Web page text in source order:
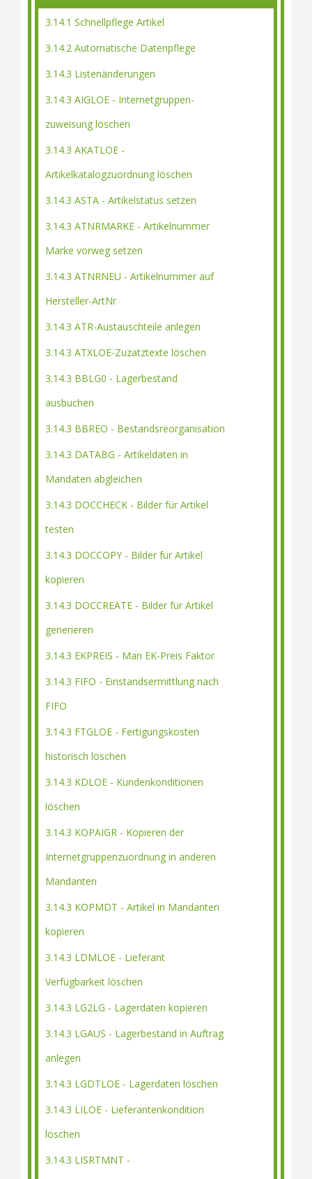
3.14.1 Schnellpflege Artikel
3.14.2 Automatische Datenpflege
3.14.3 Listenänderungen
3.14.3 AIGLOE - Internetgruppen-
zuweisung löschen
3.14.3 AKATLOE -
Artikelkatalogzuordnung löschen
3.14.3 ASTA - Artikelstatus setzen
3.14.3 ATNRMARKE - Artikelnummer
Marke vorweg setzen
3.14.3 ATNRNEU - Artikelnummer auf
Hersteller-ArtNr
3.14.3 ATR-Austauschteile anlegen
3.14.3 ATXLOE-Zuzatztexte löschen
3.14.3 BBLG0 - Lagerbestand
ausbuchen
3.14.3 BBREO - Bestandsreorganisation
3.14.3 DATABG - Artikeldaten in
Mandaten abgleichen
3.14.3 DOCCHECK - Bilder für Artikel
testen
3.14.3 DOCCOPY - Bilder für Artikel
kopieren
3.14.3 DOCCREATE - Bilder für Artikel
generieren
3.14.3 EKPREIS - Man EK-Preis Faktor
3.14.3 FIFO - Einstandsermittlung nach
FIFO
3.14.3 FTGLOE - Fertigungskosten
historisch löschen
3.14.3 KDLOE - Kundenkonditionen
löschen
3.14.3 KOPAIGR - Kopieren der
Internetgruppenzuordnung in anderen
Mandanten
3.14.3 KOPMDT - Artikel in Mandanten
kopieren
3.14.3 LDMLOE - Lieferant
Verfügbarkeit löschen
3.14.3 LG2LG - Lagerdaten kopieren
3.14.3 LGAUS - Lagerbestand in Auftrag
anlegen
3.14.3 LGDTLOE - Lagerdaten löschen
3.14.3 LILOE - Lieferantenkondition
löschen
3.14.3 LISRTMNT -